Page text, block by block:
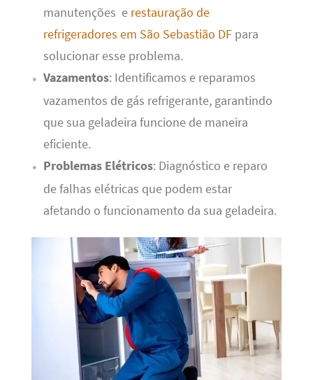
manutenções e restauração de
refrigeradores em São Sebastião DFpara
solucionar esse problema.
Vazamentos: Identificamos e reparamos
vazamentos de gás refrigerante, garantindo
que sua geladeira funcione de maneira
eficiente.
Problemas Elétricos: Diagnóstico e reparo
de falhas elétricas que podem estar
afetando o funcionamento da sua geladeira.